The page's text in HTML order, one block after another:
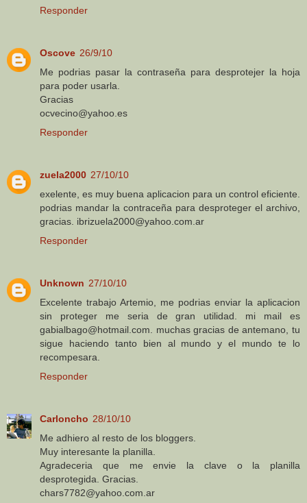
Responder
Oscove 26/9/10
Me podrias pasar la contraseña para desprotejer la hoja
para poder usarla.
Gracias
ocvecino@yahoo.es
Responder
zuela2000 27/10/10
exelente, es muy buena aplicacion para un control eficiente.
podrias mandar la contraceña para desproteger el archivo,
gracias. ibrizuela2000@yahoo.com.ar
Responder
Unknown 27/10/10
Excelente trabajo Artemio, me podrias enviar la aplicacion
sin proteger me seria de gran utilidad. mi mail es
gabialbago@hotmail.com. muchas gracias de antemano, tu
sigue haciendo tanto bien al mundo y el mundo te lo
recompesara.
Responder
Carloncho 28/10/10
Me adhiero al resto de los bloggers.
Muy interesante la planilla.
Agradeceria que me envie la clave o la planilla
desprotegida. Gracias.
chars7782@yahoo.com.ar